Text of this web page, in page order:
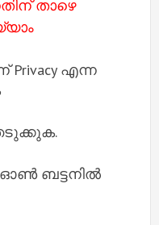
താഴെ
Privacy എന്ന
ഓൺ ബട്ടനിൽ